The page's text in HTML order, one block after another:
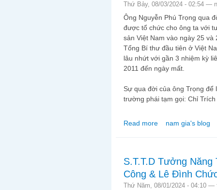
Thứ Bảy, 08/03/2024 - 02:54 —
Ông Nguyễn Phú Trọng qua
được tổ chức cho ông ta với
sản Việt Nam vào ngày 25
Tổng Bí thư đầu tiên ở Việt
lâu nhứt với gần 3 nhiệm kỳ
2011 đến ngày mất.
Sự qua đời của ông Trọng
trường phái tạm gọi: Chỉ
Read more about Nguyễn Phú
nam gia's blog
S.T.T.D Tưởng
Công & Lê Đình
Thứ Năm, 08/01/2024 - 04:10 —